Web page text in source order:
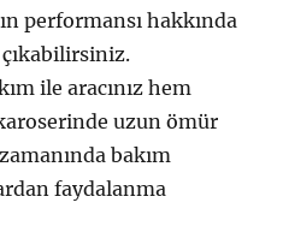
performansı hakkında
ile aracınız hem
uzun ömür
bakım
faydalanma